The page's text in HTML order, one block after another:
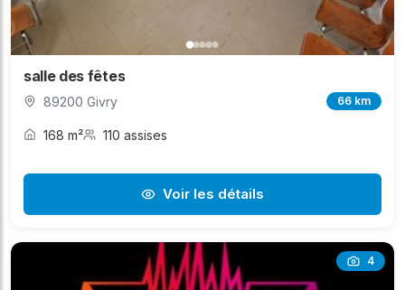
salle des fêtes
89200 Givry 66 km
168 m² 110 assises
Voir les détails
4